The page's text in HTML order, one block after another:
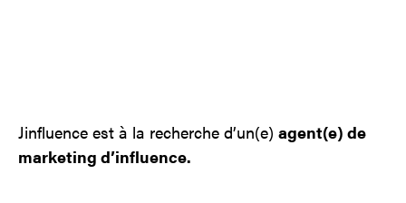
Jinfluence est à la recherche d’un(e) agent(e) de
marketing d’influence.